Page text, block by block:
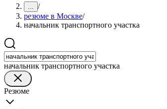
... /
резюме в Москве/
начальник транспортного участка
начальник транспортного участка
Резюме